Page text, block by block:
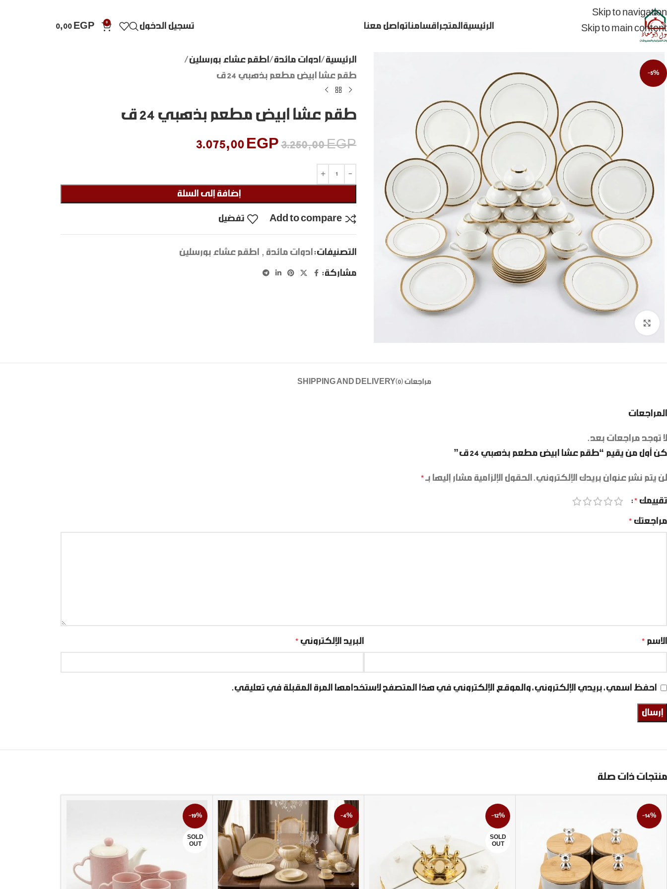
Skip to navigation
Skip to main content
الرئيسية المتجر اقسامنا تواصل معنا تسجيل الدخول 0
0,00 EGP
-5%
الرئيسية ادوات مائدة
اطقم عشاء بورسلين
طقم عشا ابيض مطعم بذهبي 24 ق
طقم عشا ابيض مطعم بذهبي 24 ق
3.250,00EGP
3.075,00 EGP
إضافة إلى السلة
Add to compare تفضيل
التصنيفات: ادوات مائدة , اطقم عشاء بورسلين
مشاركة:
مراجعات (0) SHIPPING AND DELIVERY
المراجعات
لا توجد مراجعات بعد.
كن أول من يقيم “طقم عشا ابيض مطعم بذهبي 24 ق”
لن يتم نشر عنوان بريدك الإلكتروني. الحقول الإلزامية مشار إليها بـ *
تقييمك *
مراجعتك *
الاسم * البريد الإلكتروني *
احفظ اسمي، بريدي الإلكتروني، والموقع الإلكتروني في هذا المتصفح لاستخدامها المرة المقبلة في تعليقي.
منتجات ذات صلة
-14%
-12%
SOLD
OUT
-4%
-19%
SOLD
OUT